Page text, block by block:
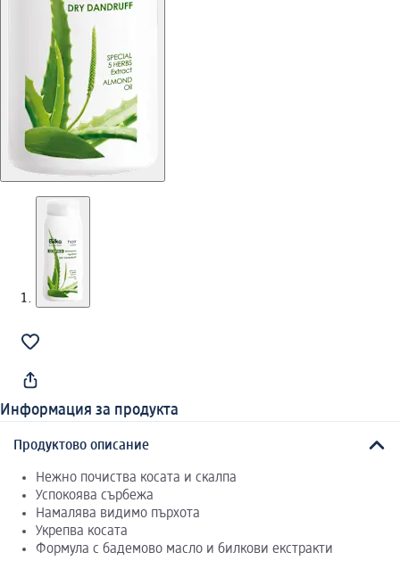
Информация за продукта
Продуктово описание
Нежно почиства косата и скалпа
Успокоява сърбежа
Намалява видимо пърхота
Укрепва косата
Формула с бадемово масло и билкови екстракти